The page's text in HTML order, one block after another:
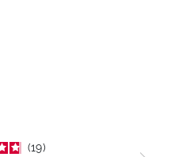
19